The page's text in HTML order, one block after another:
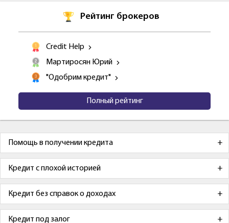
Рейтинг брокеров
Credit Help
Мартиросян Юрий
"Одобрим кредит"
Полный рейтинг
Помощь в получении кредита
Кредит с плохой историей
Кредит без справок о доходах
Кредит под залог